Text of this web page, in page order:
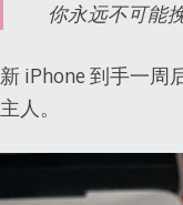
你永远不可能
新 iPhone 到手一周
主人。